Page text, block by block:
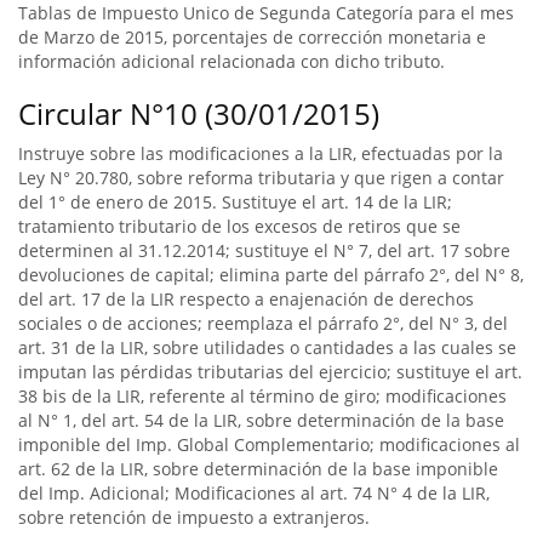
Tablas de Impuesto Unico de Segunda Categoría para el mes
de Marzo de 2015, porcentajes de corrección monetaria e
información adicional relacionada con dicho tributo.
Circular N°10 (30/01/2015)
Instruye sobre las modificaciones a la LIR, efectuadas por la
Ley N° 20.780, sobre reforma tributaria y que rigen a contar
del 1° de enero de 2015. Sustituye el art. 14 de la LIR;
tratamiento tributario de los excesos de retiros que se
determinen al 31.12.2014; sustituye el N° 7, del art. 17 sobre
devoluciones de capital; elimina parte del párrafo 2°, del N° 8,
del art. 17 de la LIR respecto a enajenación de derechos
sociales o de acciones; reemplaza el párrafo 2°, del N° 3, del
art. 31 de la LIR, sobre utilidades o cantidades a las cuales se
imputan las pérdidas tributarias del ejercicio; sustituye el art.
38 bis de la LIR, referente al término de giro; modificaciones
al N° 1, del art. 54 de la LIR, sobre determinación de la base
imponible del Imp. Global Complementario; modificaciones al
art. 62 de la LIR, sobre determinación de la base imponible
del Imp. Adicional; Modificaciones al art. 74 N° 4 de la LIR,
sobre retención de impuesto a extranjeros.